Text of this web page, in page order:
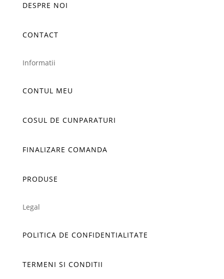
DESPRE NOI
CONTACT
Informatii
CONTUL MEU
COSUL DE CUNPARATURI
FINALIZARE COMANDA
PRODUSE
Legal
POLITICA DE CONFIDENTIALITATE
TERMENI SI CONDITII